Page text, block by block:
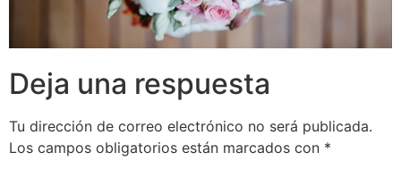
Deja una respuesta
Tu dirección de correo electrónico no será publicada.
Los campos obligatorios están marcados con *